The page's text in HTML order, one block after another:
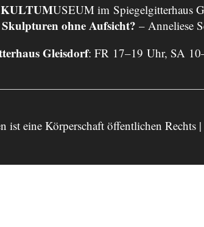
KULTUMUSEUM im Spiegelgitterhaus
ohne Aufsicht? – Anneliese
Gleisdorf: FR 17–19 Uhr, SA
eine Körperschaft öffentlichen Rechts